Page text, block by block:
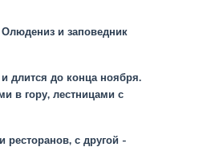
и заповедник
длится до конца ноября.
в гору, лестницами с
с другой -